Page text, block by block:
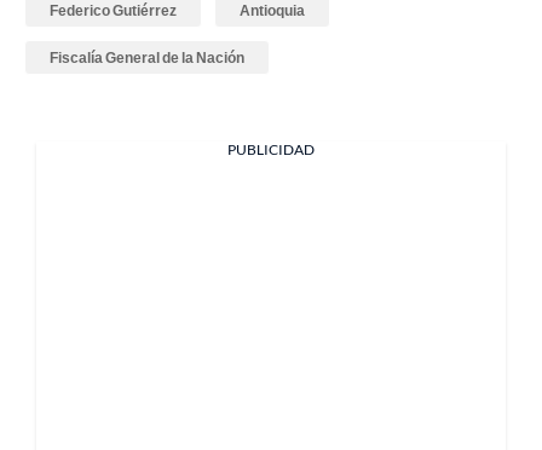
Federico Gutiérrez Antioquia
Fiscalía General de la Nación
PUBLICIDAD